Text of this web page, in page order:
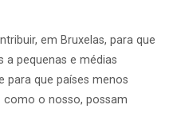
em Bruxelas, para que
a pequenas e médias
para que países menos
como o nosso, possam